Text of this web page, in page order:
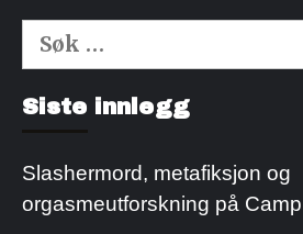
Søk
etter:
Siste innlegg
Slashermord, metafiksjon og
orgasmeutforskning på